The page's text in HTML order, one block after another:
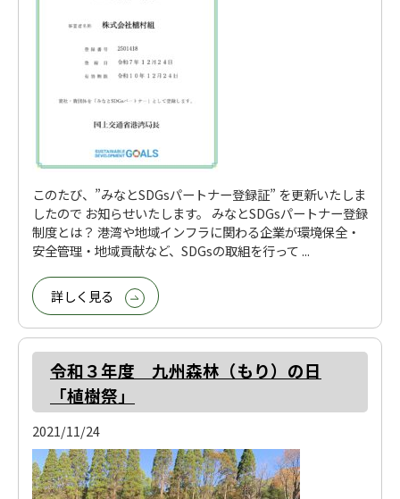
このたび、”みなとSDGsパートナー登録証” を更新いたしま
したので お知らせいたします。 みなとSDGsパートナー登録
制度とは？ 港湾や地域インフラに関わる企業が環境保全・
安全管理・地域貢献など、SDGsの取組を行って ...
詳しく見る
令和３年度 九州森林（もり）の日
「植樹祭」
2021/11/24